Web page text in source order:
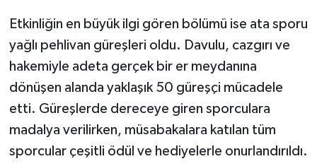
Etkinliğin en büyük ilgi gören bölümü ise ata sporu
yağlı pehlivan güreşleri oldu. Davulu, cazgırı ve
hakemiyle adeta gerçek bir er meydanına
dönüşen alanda yaklaşık 50 güreşçi mücadele
etti. Güreşlerde dereceye giren sporculara
madalya verilirken, müsabakalara katılan tüm
sporcular çeşitli ödül ve hediyelerle onurlandırıldı.